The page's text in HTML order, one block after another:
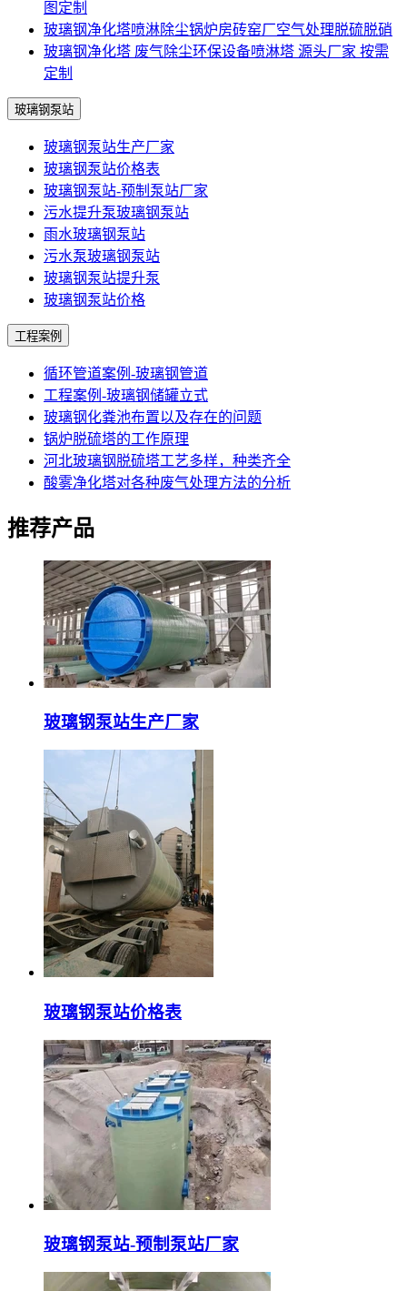
图定制
玻璃钢净化塔喷淋除尘锅炉房砖窑厂空气处理脱硫脱硝
玻璃钢净化塔 废气除尘环保设备喷淋塔 源头厂家 按需
定制
玻璃钢泵站
玻璃钢泵站生产厂家
玻璃钢泵站价格表
玻璃钢泵站-预制泵站厂家
污水提升泵玻璃钢泵站
雨水玻璃钢泵站
污水泵玻璃钢泵站
玻璃钢泵站提升泵
玻璃钢泵站价格
工程案例
循环管道案例-玻璃钢管道
工程案例-玻璃钢储罐立式
玻璃钢化粪池布置以及存在的问题
锅炉脱硫塔的工作原理
河北玻璃钢脱硫塔工艺多样，种类齐全
酸雾净化塔对各种废气处理方法的分析
推荐产品
玻璃钢泵站生产厂家
玻璃钢泵站价格表
玻璃钢泵站-预制泵站厂家